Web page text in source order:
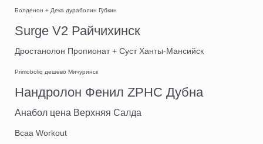
Болденон + Дека дураболин Губкин
Surge V2 Райчихинск
Дростанолон Пропионат + Суст Ханты-Мансийск
Primoboliq дешево Мичуринск
Нандролон Фенил ZPHC Дубна
Анабол цена Верхняя Салда
Bcaa Workout